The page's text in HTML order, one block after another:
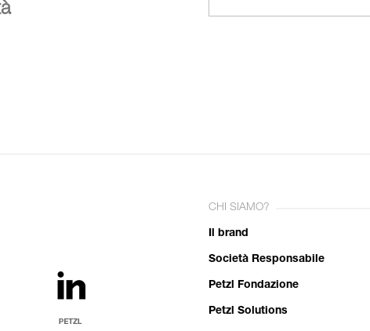
CHI SIAMO?
Il brand
Società Responsabile
Petzl Fondazione
Petzl Solutions